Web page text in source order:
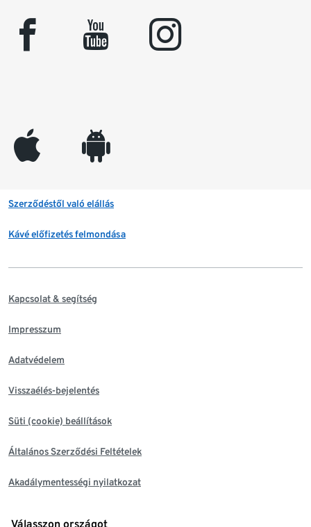
facebook youtube instagram
appleinc android
Szerződéstől való elállás
Kávé előfizetés felmondása
Kapcsolat & segítség
Impresszum
Adatvédelem
Visszaélés-bejelentés
Süti (cookie) beállítások
Általános Szerződési Feltételek
Akadálymentességi nyilatkozat
Válasszon országot